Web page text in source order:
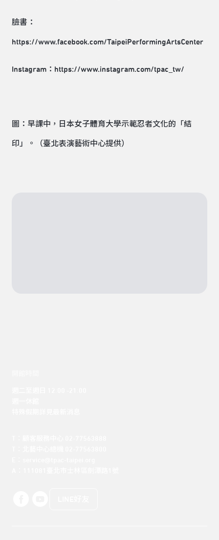
臉書：
https://www.facebook.com/TaipeiPerformingArtsCenter
Instagram： https://www.instagram.com/tpac_tw/
圖：早課中，日本女子體育大學示範忍者文化的「結
印」。（臺北表演藝術中心提供）